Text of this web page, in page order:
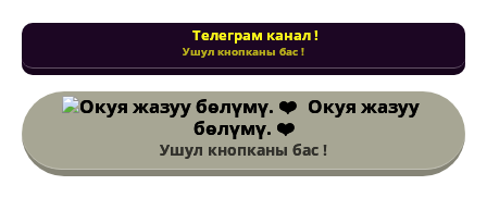
Телеграм канал !
Ушул кнопканы бас !
Окуя жазуу
бөлүмү. ❤️
Ушул кнопканы бас !